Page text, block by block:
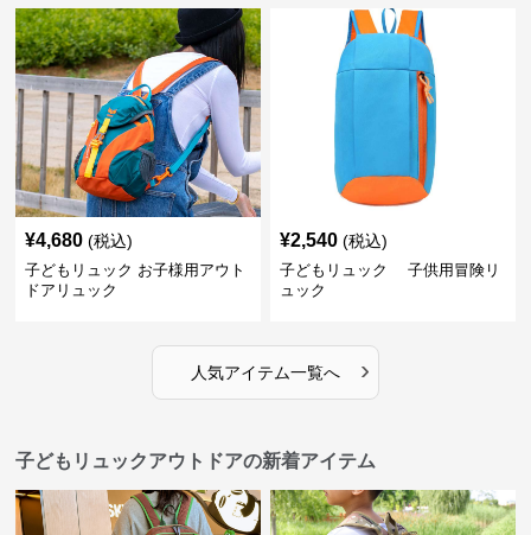
¥4,680 (税込)
子どもリュック お子様用アウト
ドアリュック
¥2,540 (税込)
子どもリュック 子供用冒険リ
ュック
人気アイテム一覧へ ›
子どもリュックアウトドアの新着アイテム